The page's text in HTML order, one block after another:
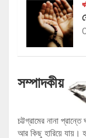
সম্পাদকীয়
চট্টগ্রামের নানা
আর কিছু হারিয়ে যায়।